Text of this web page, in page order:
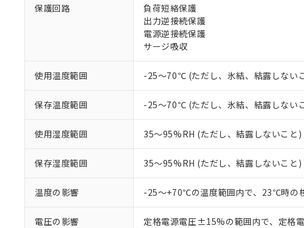
保護回路
負荷短絡保護
出力逆接続保護
電源逆接続保護
サージ吸収
使用温度範囲 -25～70℃ (ただし、氷結、結露しない
保存温度範囲 -25～70℃ (ただし、氷結、結露しない
使用湿度範囲 35～95%RH (ただし、結露しないこと)
保存湿度範囲 35～95%RH (ただし、結露しないこと)
温度の影響 -25～+70℃の温度範囲内で、23℃時の
電圧の影響 定格電源電圧±15%の範囲内で、定格
正式な納期状況およ
当社販売員にご相談
オムロン制御機器販
在庫状況および標
マイパーツ機能（
ている必要があります
お客様が当ウェブサ
が、当社の製品・サ
さい。
※当社の共同利用者
いる法人を指します
六価クロム(Cr(Ⅵ)) 1000ppm以下
フタル酸ビス(2-エチルヘキシル)
ル（DBP） 1000ppm以下、フタ
但し、RoHS指令で産業用監視お
※2 対応予定月
部品在庫の切り替え状況
下記の非含有証明書をダ
EU RoHS指令（10物質）
51物質の非含有証明書（
*中国RoHS10物質の基準値 (GB/
Pb(鉛) :1000ppm、 Hg(水銀) :
Cr(Ⅵ)(六価クロム) : 1000ppm、
※2 環境保護使用期限
「ｅ」：有害物質（10物
「10」：通常の使用状況
「－」：未確認です。当
置等に一切使用いた
当社は、貴社製品を
また当社は、販売先
たしません。
△ 一定数には満た
－
在庫なし(最新の
機器販売店・当
空
白
受注生産機種、